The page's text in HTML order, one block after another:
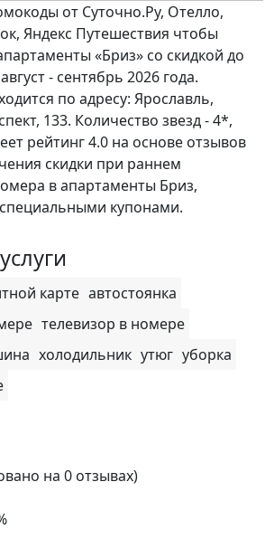
от Суточно.Ру, Отелло,
Яндекс Путешествия чтобы
«Бриз» со скидкой до
- сентябрь 2026 года.
по адресу: Ярославль,
133. Количество звезд - 4*,
рейтинг 4.0 на основе отзывов
скидки при раннем
в апартаменты Бриз,
купонами.
карте автостоянка
телевизор в номере
холодильник утюг уборка
на 0 отзывах)